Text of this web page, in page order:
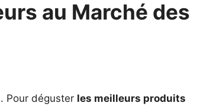
au Marché des
. Pour déguster les meilleurs produits